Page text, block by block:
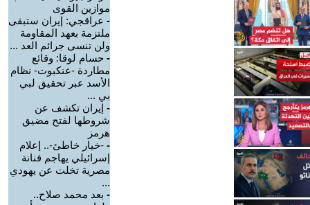
موازين القوى
- عراقجي: إيران ستبقى
ملتزمة بعهد المقاومة
ولن تنسى جرائم العد ...
- حسام لوقا: وقائع
مطاردة -عنكبوت- نظام
الأسد عبر تحقيق لبي
بي ...
- إيران تكشف عن
شروطها لفتح مضيق
هرمز
- -خيار خاطئ-.. إعلام
إسرائيلي يهاجم فنانة
مصرية تخلت عن يهودي
...
- بعد محمد صلاح..